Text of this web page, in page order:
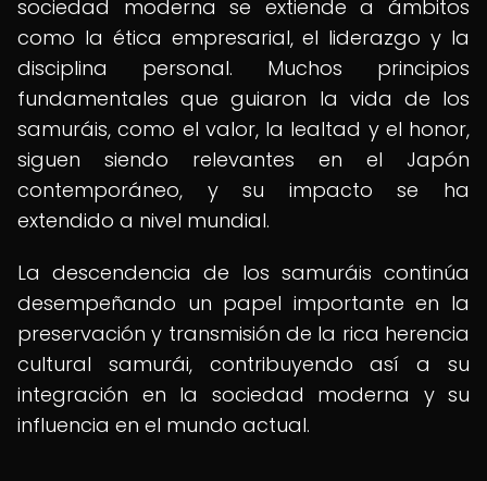
sociedad moderna se extiende a ámbitos
como la ética empresarial, el liderazgo y la
disciplina personal. Muchos principios
fundamentales que guiaron la vida de los
samuráis, como el valor, la lealtad y el honor,
siguen siendo relevantes en el Japón
contemporáneo, y su impacto se ha
extendido a nivel mundial.
La descendencia de los samuráis continúa
desempeñando un papel importante en la
preservación y transmisión de la rica herencia
cultural samurái, contribuyendo así a su
integración en la sociedad moderna y su
influencia en el mundo actual.